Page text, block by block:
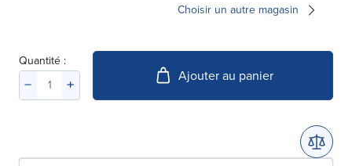
Choisir un autre magasin
Quantité :
Ajouter au panier